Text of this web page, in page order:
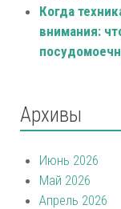
Когда
внимания:
Архивы
Июнь 2026
Май 2026
Апрель 2026